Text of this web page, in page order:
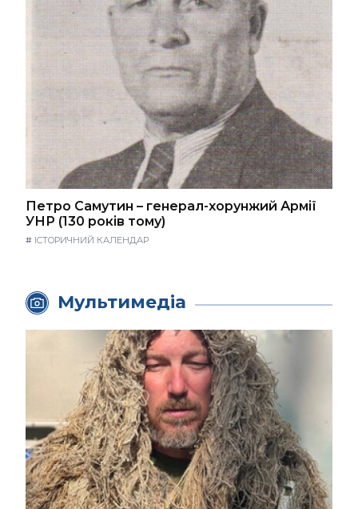
Петро Самутин – генерал-хорунжий Армії
УНР (130 років тому)
# ІСТОРИЧНИЙ КАЛЕНДАР
Мультимедіа